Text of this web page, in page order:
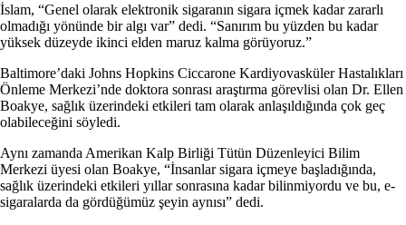
İslam, “Genel olarak elektronik sigaranın sigara içmek kadar zararlı
olmadığı yönünde bir algı var” dedi. “Sanırım bu yüzden bu kadar
yüksek düzeyde ikinci elden maruz kalma görüyoruz.”
Baltimore’daki Johns Hopkins Ciccarone Kardiyovasküler Hastalıkları
Önleme Merkezi’nde doktora sonrası araştırma görevlisi olan Dr. Ellen
Boakye, sağlık üzerindeki etkileri tam olarak anlaşıldığında çok geç
olabileceğini söyledi.
Aynı zamanda Amerikan Kalp Birliği Tütün Düzenleyici Bilim
Merkezi üyesi olan Boakye, “İnsanlar sigara içmeye başladığında,
sağlık üzerindeki etkileri yıllar sonrasına kadar bilinmiyordu ve bu, e-
sigaralarda da gördüğümüz şeyin aynısı” dedi.